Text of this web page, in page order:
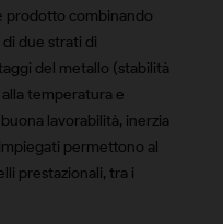
prodotto combinando
due strati di
del metallo (stabilità
temperatura e
lavorabilità, inerzia
permettono al
prestazionali, tra i